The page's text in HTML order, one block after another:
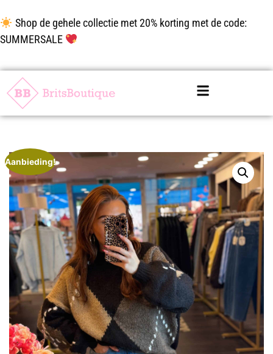
Shop de gehele collectie met 20% korting met de code:
SUMMERSALE
Aanbieding!